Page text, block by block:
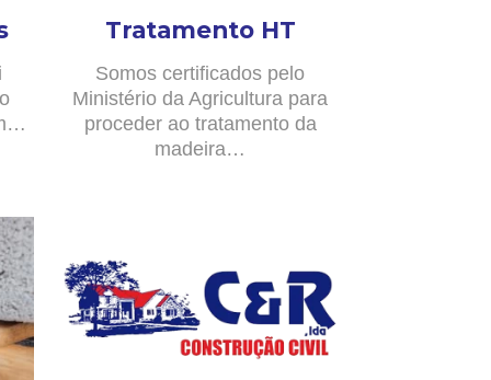
Tratamento HT
Somos certificados pelo
Ministério da Agricultura para
proceder ao tratamento da
madeira…